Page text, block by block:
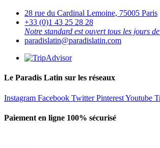
28 rue du Cardinal Lemoine, 75005 Paris
+33 (0)1 43 25 28 28
Notre standard est ouvert tous les jours
paradislatin@paradislatin.com
Le Paradis Latin sur les réseaux
Instagram Facebook Twitter PinterestYoutube
Paiement en ligne 100% sécurisé